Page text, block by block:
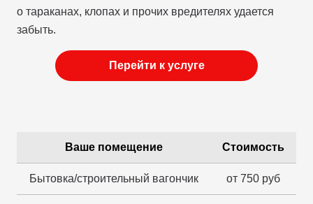
о тараканах, клопах и прочих вредителях удается
забыть.
Перейти к услуге
Ваше помещение Стоимость
Бытовка/строительный вагончик от 750 руб